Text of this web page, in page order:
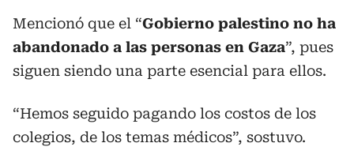
Mencionó que el “Gobierno palestino no ha
abandonado a las personas en Gaza”, pues
siguen siendo una parte esencial para ellos.
“Hemos seguido pagando los costos de los
colegios, de los temas médicos”, sostuvo.